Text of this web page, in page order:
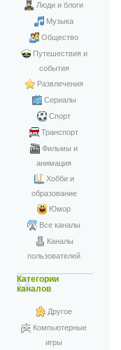
Люди и блоги
Музыка
Общество
Путешествия и
события
Развлечения
Сериалы
Спорт
Транспорт
Фильмы и
анимация
Хобби и
образование
Юмор
Все каналы
Каналы
пользователей
Категории
каналов
Другое
Компьютерные
игры